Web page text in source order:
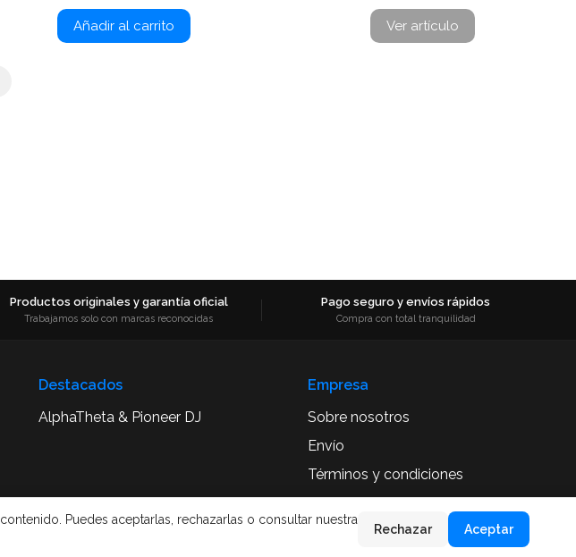
Añadir al carrito Ver artículo
Productos originales y garantía oficial
Trabajamos solo con marcas reconocidas
Pago seguro y envíos rápidos
Compra con total tranquilidad
Destacados
AlphaTheta & Pioneer DJ
Empresa
Sobre nosotros
Envío
Términos y condiciones
Aviso Legal
Puedes aceptarlas, rechazarlas o consultar nuestra
Rechazar Aceptar